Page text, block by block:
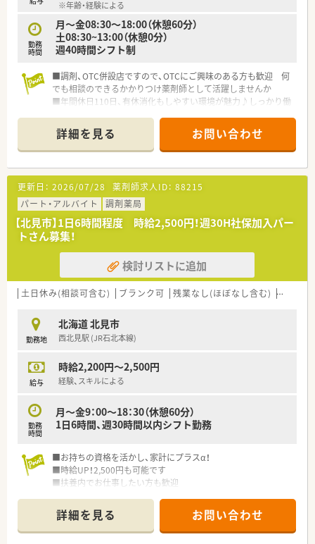
ト事業にも積極的に取り組んでいる企業です。
活躍のフィールドも幅広く、やりがいを持って取り組めます。
※年齢・経験による
勤務
時間
月～金08:30～18:00（休憩60分）
土08:30~13:00（休憩0分）
週40時間シフト制
■調剤、OTC併設店ですので、OTCにご興味のある方も歓迎 何
でも相談のできるかかりつけ薬剤師として活躍しませんか
■年間休日110日、有休消化もしやすい環境が魅力♪しっかり働
メリハリをつけながらお仕事したい方にも最適です
■福利厚生が充実、産休育休制度や育児介護短時間勤務制度な
ど、ライフスタイルの変化にあわせて安心してお仕事を続けられ
る実績多数
ママさん薬剤師のバックアップ体制万全です
■教育体制の他、明確な昇格基準を設けています ご自身の頑張
りがはっきりと反映される環境です
詳細を見る お問い合わせ
更新日： 2026/07/28 薬剤師求人ID： 88215
パート・アルバイト
調剤薬局
【北見市】1日6時間程度 時給2,500円！週30H社保加入パー
トさん募集！
検討リストに追加
土日休み(相談可含む) ブランク可 残業なし(ほぼなし含む) 転勤な
勤務地
北海道 北見市
西北見駅 (JR石北本線)
給与
時給2,200円～2,500円
経験、スキルによる
勤務
時間
月～金9：00～18：30（休憩60分）
1日6時間、週30時間以内シフト勤務
■お持ちの資格を活かし、家計にプラスα！
■時給UP！2,500円も可能です
■扶養内でお仕事したい方も歓迎
■ショッピングモール内の店舗で、ご自身のお買物等にも便利で
す
■就業に関してご不明な点、ご不安な点は、お気軽にご相談くだ
詳細を見る お問い合わせ